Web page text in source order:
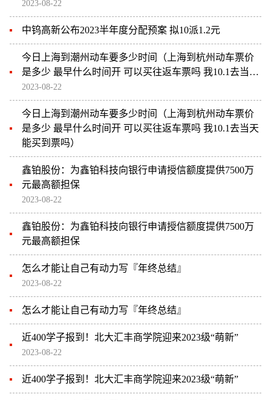
2023-08-22
中钨高新公布2023半年度分配预案 拟10派1.2元
今日上海到潮州动车要多少时间（上海到杭州动车票价
是多少 最早什么时间开 可以买往返车票吗 我10.1去当天
能买到票吗）
2023-08-22
今日上海到潮州动车要多少时间（上海到杭州动车票价
是多少 最早什么时间开 可以买往返车票吗 我10.1去当天
能买到票吗）
鑫铂股份：为鑫铂科技向银行申请授信额度提供7500万
元最高额担保
2023-08-22
鑫铂股份：为鑫铂科技向银行申请授信额度提供7500万
元最高额担保
怎么才能让自己有动力写『年终总结』
2023-08-22
怎么才能让自己有动力写『年终总结』
近400学子报到！北大汇丰商学院迎来2023级“萌新”
2023-08-22
近400学子报到！北大汇丰商学院迎来2023级“萌新”